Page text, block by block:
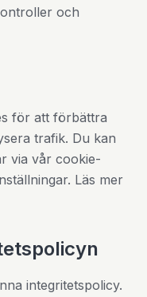
och
för att förbättra
trafik. Du kan
via vår cookie-
Läs mer
integritetspolicy.